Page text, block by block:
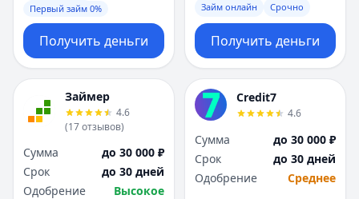
П
Пенза
Пермь
Р
Ростов-на-Дону
Рязань
Самара
Санкт-Петербург
П
Пенза
Пермь
Р
Ростов-на-Дону
Рязань
Самара
Санкт-Петербург
Первый займ 0%
Получить деньги
Займ онлайн Срочно
Получить деньги
Займер
4.6
(17отзывов)
Сумма
до 30 000 ₽
Срок
до 30 дней
Одобрение
Высокое
Credit7
4.6
Сумма
до 30 000 ₽
Срок
до 30 дней
Одобрение
Среднее